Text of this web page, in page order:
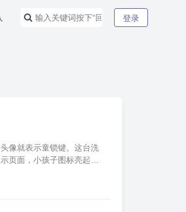
登录
像就表示童锁键。这台洗
页面，小孩子图标亮起表